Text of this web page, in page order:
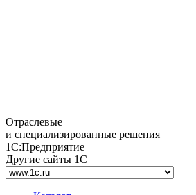
Отраслевые
и специализированные решения
1С:Предприятие
Другие сайты 1С